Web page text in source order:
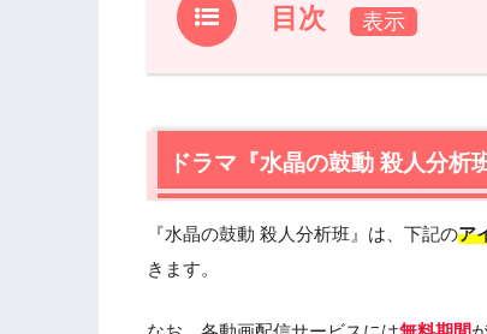
目次
1.ドラマ『水晶の鼓動 殺人分析班
2.ドラマ『水晶の鼓動 殺人分析班
2.1ドラマ『水晶の鼓動 殺人分析
ドラマ『水晶の鼓動 殺人分析
『水晶の鼓動 殺人分析班』は、下記のア
きます。